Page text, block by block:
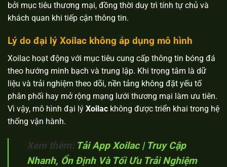
bởi mục tiêu thương mại, đồng thời duy trì tính tự chủ và
khách quan khi tiếp cận thông tin.
Lý do đại lý Xoilac không áp dụng mô hình
Xoilac hoạt động với mục tiêu cung cấp thông tin bóng đá
theo hướng minh bạch và trung lập. Khi trọng tâm là dữ
liệu và trải nghiệm theo dõi, nền tảng không đặt yếu tố
phân phối hay mở rộng mạng lưới thương mại làm ưu tiên.
Vì vậy, mô hình đại lý Xoilac không được triển khai trong hệ
thống vận hành.
Xem thêm: Tải App Xoilac | Truy Cập
Nhanh, Ổn Định Và Tối Ưu Trải Nghiệm